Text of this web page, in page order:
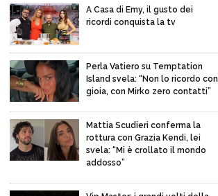
A Casa di Emy, il gusto dei
ricordi conquista la tv
Perla Vatiero su Temptation
Island svela: “Non lo ricordo con
gioia, con Mirko zero contatti”
Mattia Scudieri conferma la
rottura con Grazia Kendi, lei
svela: “Mi è crollato il mondo
addosso”